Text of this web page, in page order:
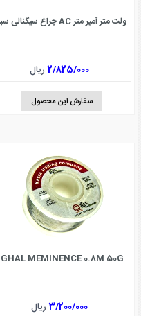
ولت متر آمپر متر AC چراغ سیگنالی سبز
2/825/000ریال
سفارش این محصول
GHAL MEMINENCE 0.8M 50G
3/200/000ریال